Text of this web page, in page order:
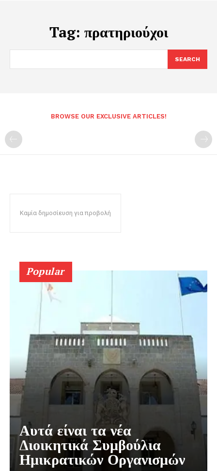
Tag: πρατηριούχοι
SEARCH
BROWSE OUR EXCLUSIVE ARTICLES!
Καμία δημοσίευση για προβολή
Popular
Αυτά είναι τα νέα
Διοικητικά Συμβούλια
Ημικρατικών Οργανισμών